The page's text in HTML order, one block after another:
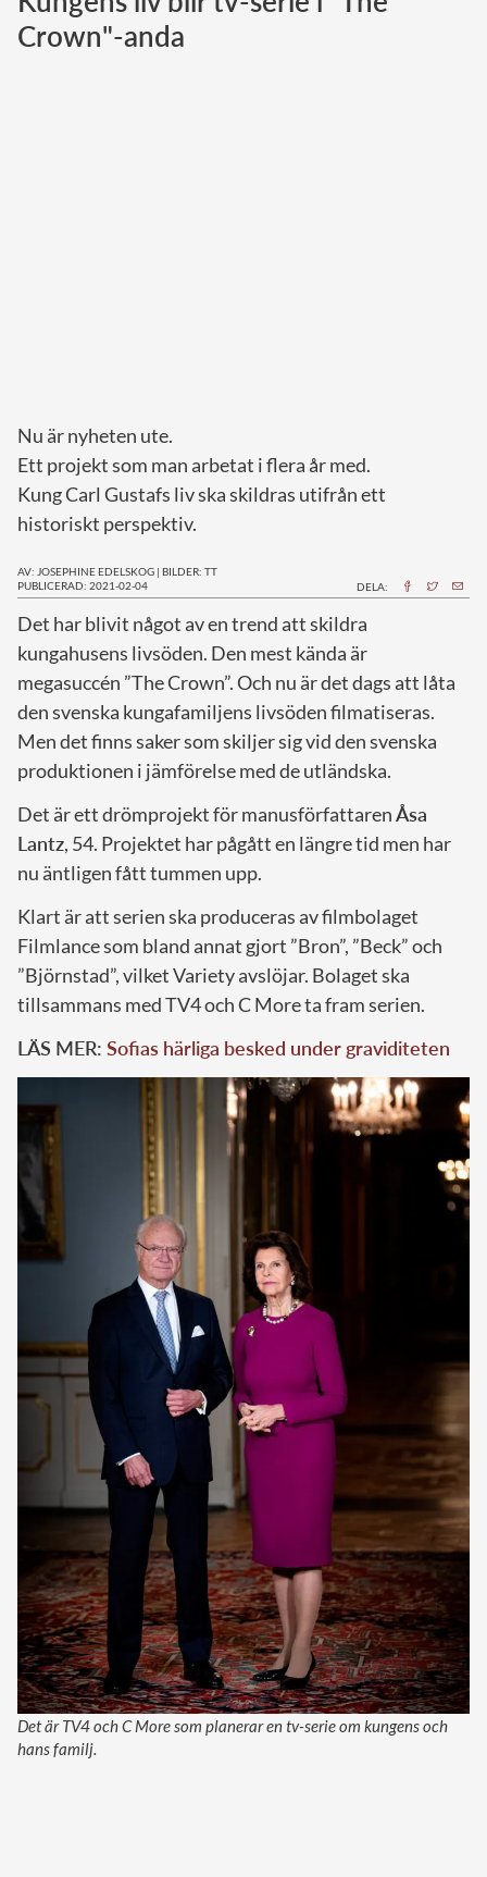
Norska kungahuset
Crown"-anda
Nu är nyheten ute.
Ett projekt som man arbetat i flera år med.
Kung Carl Gustafs liv ska skildras utifrån ett
historiskt perspektiv.
AV: JOSEPHINE EDELSKOG | BILDER: TT
PUBLICERAD: 2021-02-04
DELA:
Det har blivit något av en trend att skildra
kungahusens livsöden. Den mest kända är
megasuccén ”The Crown”. Och nu är det dags att låta
den svenska kungafamiljens livsöden filmatiseras.
Men det finns saker som skiljer sig vid den svenska
produktionen i jämförelse med de utländska.
Det är ett drömprojekt för manusförfattarenÅsa
Lantz, 54. Projektet har pågått en längre tid men har
nu äntligen fått tummen upp.
Klart är att serien ska produceras av filmbolaget
Filmlance som bland annat gjort ”Bron”, ”Beck” och
”Björnstad”, vilket Variety avslöjar. Bolaget ska
tillsammans med TV4 och C More ta fram serien.
LÄS MER: Sofias härliga besked under graviditeten
Det är TV4 och C More som planerar en tv-serie om kungens och
hans familj.